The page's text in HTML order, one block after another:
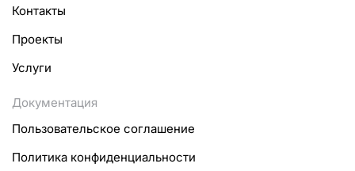
Контакты
Проекты
Услуги
Документация
Пользовательское соглашение
Политика конфиденциальности